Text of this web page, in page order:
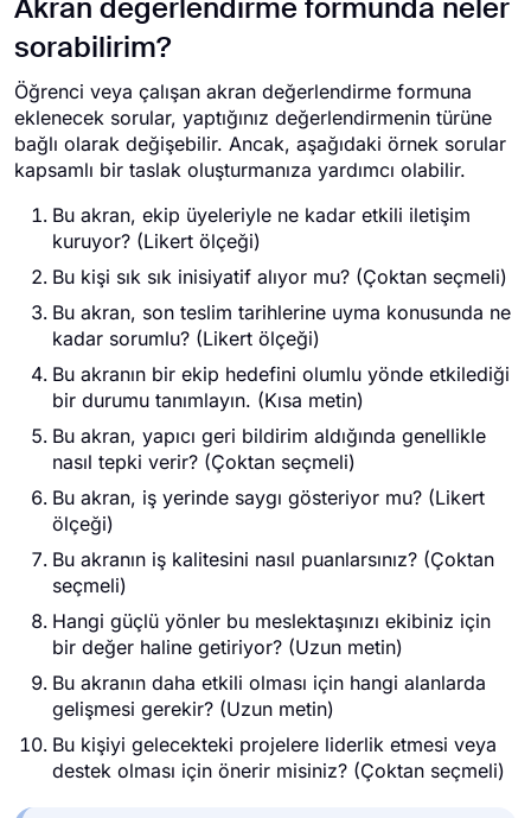
Akran değerlendirme formunda neler
sorabilirim?
Öğrenci veya çalışan akran değerlendirme formuna
eklenecek sorular, yaptığınız değerlendirmenin türüne
bağlı olarak değişebilir. Ancak, aşağıdaki örnek sorular
kapsamlı bir taslak oluşturmanıza yardımcı olabilir.
Bu akran, ekip üyeleriyle ne kadar etkili iletişim
kuruyor? (Likert ölçeği)
Bu kişi sık sık inisiyatif alıyor mu? (Çoktan seçmeli)
Bu akran, son teslim tarihlerine uyma konusunda ne
kadar sorumlu? (Likert ölçeği)
Bu akranın bir ekip hedefini olumlu yönde etkilediği
bir durumu tanımlayın. (Kısa metin)
Bu akran, yapıcı geri bildirim aldığında genellikle
nasıl tepki verir? (Çoktan seçmeli)
Bu akran, iş yerinde saygı gösteriyor mu? (Likert
ölçeği)
Bu akranın iş kalitesini nasıl puanlarsınız? (Çoktan
seçmeli)
Hangi güçlü yönler bu meslektaşınızı ekibiniz için
bir değer haline getiriyor? (Uzun metin)
Bu akranın daha etkili olması için hangi alanlarda
gelişmesi gerekir? (Uzun metin)
Bu kişiyi gelecekteki projelere liderlik etmesi veya
destek olması için önerir misiniz? (Çoktan seçmeli)